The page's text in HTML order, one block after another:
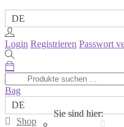
DE
Login Registrieren Passwort
Suchen
nach:
Bag
DE
Shop
Sie sind hier:
Sie sind hier:
Sie sind hier: